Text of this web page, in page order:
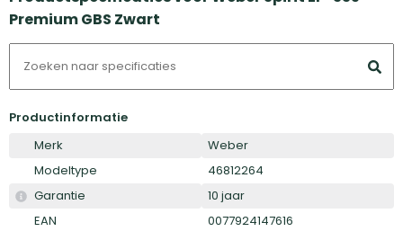
Premium GBS Zwart
Productinformatie
Merk
Weber
Modeltype
46812264
Garantie
10 jaar
EAN
0077924147616